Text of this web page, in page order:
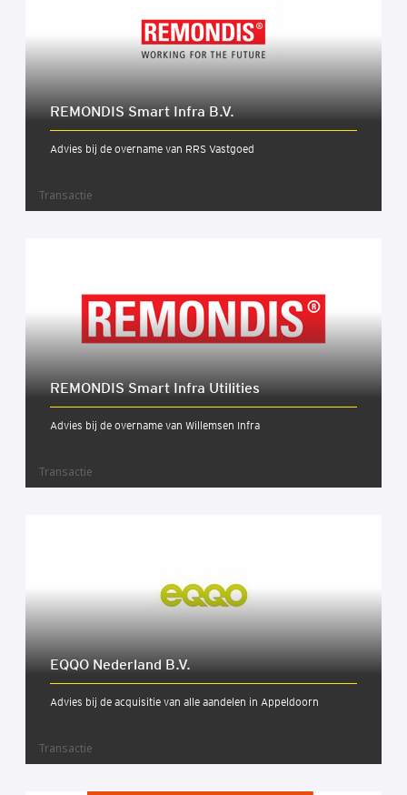
REMONDIS Smart Infra B.V.
Advies bij de overname van RRS Vastgoed
Transactie
REMONDIS Smart Infra Uti­li­ties
Advies bij de overname van Willemsen Infra
Transactie
EQQO Neder­land B.V.
Advies bij de acquisitie van alle aandelen in Appeldoorn
Transactie